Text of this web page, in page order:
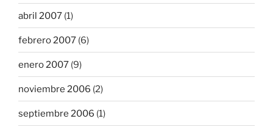
abril 2007 (1)
febrero 2007 (6)
enero 2007 (9)
noviembre 2006 (2)
septiembre 2006 (1)